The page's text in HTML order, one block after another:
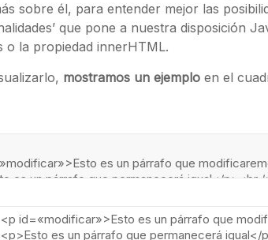
sobre él, para entender mejor las
que pone a nuestra disposición
o la propiedad innerHTML.
mostramos un ejemplo en el
<p id=«modificar»>Esto es un párrafo que
<p>Esto es un párrafo que permanecerá igual</p